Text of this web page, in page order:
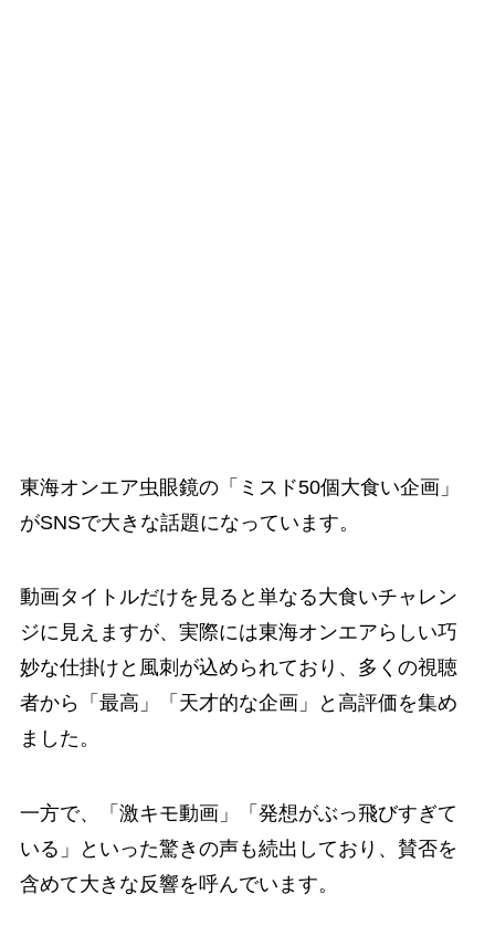
東海オンエア虫眼鏡の「ミスド50個大食い企画」
がSNSで大きな話題になっています。
動画タイトルだけを見ると単なる大食いチャレン
ジに見えますが、実際には東海オンエアらしい巧
妙な仕掛けと風刺が込められており、多くの視聴
者から「最高」「天才的な企画」と高評価を集め
ました。
一方で、「激キモ動画」「発想がぶっ飛びすぎて
いる」といった驚きの声も続出しており、賛否を
含めて大きな反響を呼んでいます。